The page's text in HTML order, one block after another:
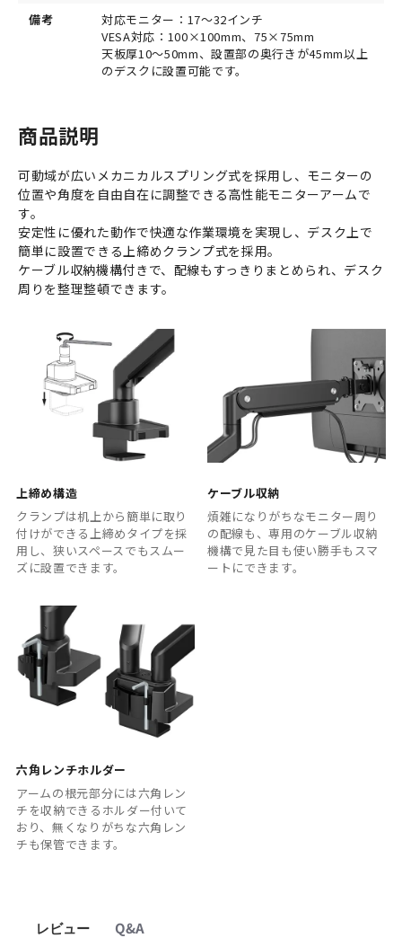
備考
対応モニター：17～32インチ
VESA対応：100×100mm、75×75mm
天板厚10～50mm、設置部の奥行きが45mm以上
のデスクに設置可能です。
商品説明
可動域が広いメカニカルスプリング式を採用し、モニターの
位置や角度を自由自在に調整できる高性能モニターアームで
す。
安定性に優れた動作で快適な作業環境を実現し、デスク上で
簡単に設置できる上締めクランプ式を採用。
ケーブル収納機構付きで、配線もすっきりまとめられ、デスク
周りを整理整頓できます。
上締め構造
クランプは机上から簡単に取り
付けができる上締めタイプを採
用し、狭いスペースでもスムー
ズに設置できます。
ケーブル収納
煩雑になりがちなモニター周り
の配線も、専用のケーブル収納
機構で見た目も使い勝手もスマ
ートにできます。
六角レンチホルダー
アームの根元部分には六角レン
チを収納できるホルダー付いて
おり、無くなりがちな六角レン
チも保管できます。
レビュー Q&A